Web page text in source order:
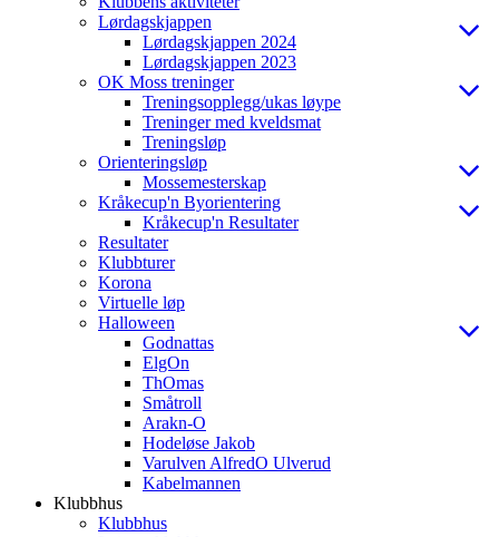
Lørdagskjappen
Lørdagskjappen 2024
Lørdagskjappen 2023
OK Moss treninger
Treningsopplegg/ukas løype
Treninger med kveldsmat
Treningsløp
Orienteringsløp
Mossemesterskap
Kråkecup'n Byorientering
Kråkecup'n Resultater
Resultater
Klubbturer
Korona
Virtuelle løp
Halloween
Godnattas
ElgOn
ThOmas
Småtroll
Arakn-O
Hodeløse Jakob
Varulven AlfredO Ulverud
Kabelmannen
Klubbhus
Klubbhus